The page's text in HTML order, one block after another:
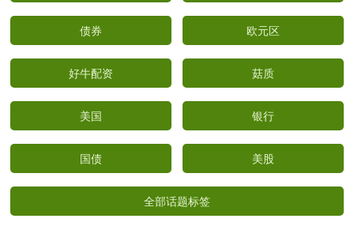
债券 欧元区
好牛配资 菇质
美国 银行
国债 美股
全部话题标签